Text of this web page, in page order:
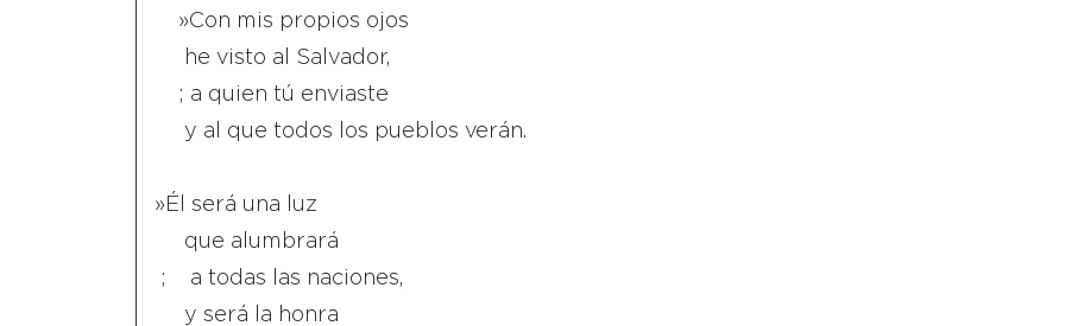
»Con mis propios ojos
he visto al Salvador,
; a quien tú enviaste
y al que todos los pueblos verán.
»Él será una luz
que alumbrará
; a todas las naciones,
y será la honra